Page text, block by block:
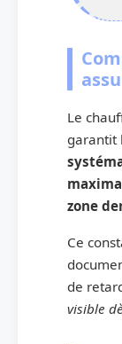
Le
garantit
zone
Ce
de
visible